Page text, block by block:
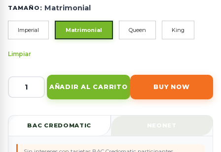
TAMAÑO : Matrimonial
Imperial Matrimonial Queen King
Limpiar
AÑADIR AL CARRITO BUY NOW
BAC CREDOMATIC